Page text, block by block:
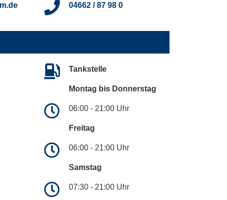
04662 / 87 98 0
Tankstelle
Montag bis Donnerstag
06:00 - 21:00 Uhr
Freitag
06:00 - 21:00 Uhr
Samstag
07:30 - 21:00 Uhr